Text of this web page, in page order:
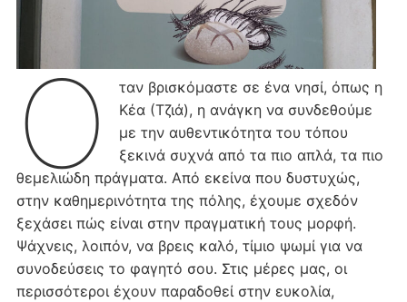
Ό
ταν βρισκόμαστε σε ένα νησί, όπως η
Κέα (Τζιά), η ανάγκη να συνδεθούμε
με την αυθεντικότητα του τόπου
ξεκινά συχνά από τα πιο απλά, τα πιο
θεμελιώδη πράγματα. Από εκείνα που δυστυχώς,
στην καθημερινότητα της πόλης, έχουμε σχεδόν
ξεχάσει πώς είναι στην πραγματική τους μορφή.
Ψάχνεις, λοιπόν, να βρεις καλό, τίμιο ψωμί για να
συνοδεύσεις το φαγητό σου. Στις μέρες μας, οι
περισσότεροι έχουν παραδοθεί στην ευκολία,